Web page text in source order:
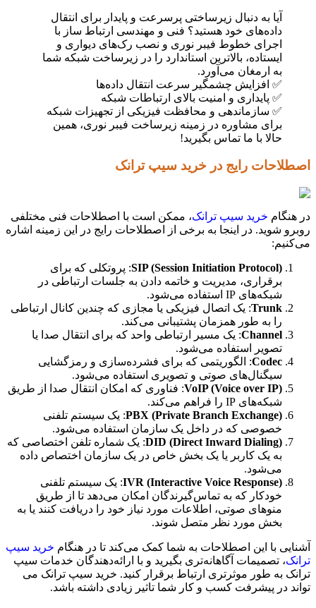
آیا به دنبال زیرساختی پرسرعت و پایدار برای انتقال
داده‌های خود هستید؟ فنی و مهندسی ارتباط ساز با
اجرای خطوط فیبر نوری و نصب رک‌های دیواری و
ایستاده، بالاترین استاندارد را در زیرساخت شبکه شما
به ارمغان می‌آورد.
✅ افزایش چشمگیر سرعت انتقال داده‌ها
✅ پایداری و امنیت بالای ارتباطات شبکه
✅ سازماندهی و محافظت فیزیکی از تجهیزات شبکه
برای مشاوره در زمینه زیرساخت فیبر نوری، همین
حالا با ما تماس بگیرید!
اصطلاحات رایج در خرید سیپ ترانک
در هنگام خرید سیپ ترانک، ممکن است با اصطلاحات فنی مختلفی
روبرو شوید. در اینجا به برخی از اصطلاحات رایج در این زمینه اشاره
می‌کنیم:
SIP (Session Initiation Protocol): پروتکلی که برای
برقراری، مدیریت و خاتمه دادن به جلسات ارتباطی در
شبکه‌های IP استفاده می‌شود.
Trunk: یک اتصال فیزیکی یا مجازی که چندین کانال ارتباطی
را به طور همزمان پشتیبانی می‌کند.
Channel: یک مسیر ارتباطی واحد که برای انتقال صدا یا
تصویر استفاده می‌شود.
Codec: الگوریتمی که برای فشرده‌سازی و رمزگشایی
سیگنال‌های صوتی و تصویری استفاده می‌شود.
VoIP (Voice over IP): فناوری که امکان انتقال صدا از طریق
شبکه‌های IP را فراهم می‌کند.
PBX (Private Branch Exchange): یک سیستم تلفنی
خصوصی که در داخل یک سازمان استفاده می‌شود.
DID (Direct Inward Dialing): یک شماره تلفن اختصاصی که
به یک کاربر یا یک بخش خاص در یک سازمان اختصاص داده
می‌شود.
IVR (Interactive Voice Response): یک سیستم تلفنی
خودکار که به تماس‌گیرندگان امکان می‌دهد تا از طریق
منوهای صوتی، اطلاعات مورد نیاز خود را دریافت کنند یا به
بخش مورد نظر متصل شوند.
آشنایی با این اصطلاحات به شما کمک می‌کند تا در هنگام خرید سیپ
ترانک، تصمیمات آگاهانه‌تری بگیرید و با ارائه‌دهندگان خدمات سیپ
ترانک به طور موثرتری ارتباط برقرار کنید. خرید سیپ ترانک می
تواند در پیشرفت کسب و کار شما تاثیر زیادی داشته باشد.